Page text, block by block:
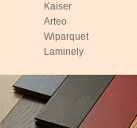
Kaiser
Arteo
Wiparquet
Laminely